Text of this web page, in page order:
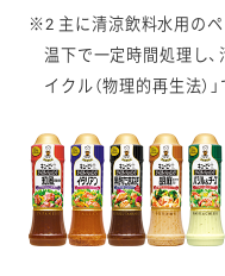
※2 主に清涼飲料水用のペ
温下で一定時間処理し
イクル（物理的再生法）